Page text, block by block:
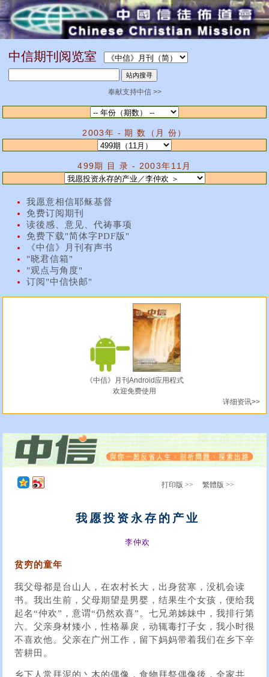
中信期刊阅览室
奉献支持中信 >>
2003年 - 期 数（月 份）
499期 目 录 - 2003年11月
我愿意相信耶稣基督
免费订阅期刊
读後感、意见、代祷事项
免费下载"简体字PDF版"
《中信》月刊有声书
"晓君信箱"
"观点与角度"
订阅"中信快邮"
《中信》月刊Android应用程式
欢迎免费使用
详细资讯>>
打印版 >> 繁體版 >>
我愿投资永存的产业
李仲欢
贫穷的童年
我父母都是台山人，在农村长大，出身贫寒，没机会读
书。我出生前，父母期望是男婴，结果生个女孩，便给我
起名“仲欢”，意谓“仍然欢喜”。七兄弟姊妹中，我排行第
六。父亲身材矮小，性格暴戾，动辄毒打子女，我小时很
不喜欢他。父亲在广州工作，留下妈妈带着我们在乡下辛
苦耕田。
乡下人常拜泥的丶木的偶像，食物拜祭偶像後，全家共